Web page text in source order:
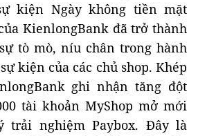
kiện Ngày không tiền mặt
KienlongBank đã trở thành
tò mò, níu chân trong hành
kiện của các chủ shop. Khép
ghi nhận tăng đột
tài khoản MyShop mở mới
trải nghiệm Paybox. Đây là